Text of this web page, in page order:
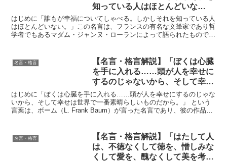
知っている人はほとんどいな
い。」 by マダム・ジャンヌ・ロ
ーランの深い意味と得られる教訓
はじめに「誰もが幸福についてしゃべる。しかしそれを知っている人
はほとんどいない。」この名言は、フランスの有名な文筆家であり哲
学者でもあるマダム・ジャンヌ・ローランによって語られたもので
名言・格言
【名言・格言解説】「ぼくは心臓
を手に入れる……頭が人を幸せに
するのじゃないから、そして幸せ
は世界で一番素晴らしいものだか
ら。」by ボームの深い意味と得
られる教訓
はじめに「ぼくは心臓を手に入れる……頭が人を幸せにするのじゃな
いから、そして幸せは世界で一番素晴らしいものだから。」 という
言葉は、ボーム（L. Frank Baum）が言った名言であり、彼の作品や
名言・格言
【名言・格言解説】「はたして人
は、不徳なくして徳を、憎しみな
くして愛を、醜なくして美を考え